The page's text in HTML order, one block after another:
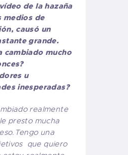
de la hazaña
medios de
causó un
grande.
cambiado mucho
u
inesperadas?
realmente
presto mucha
una
que quiero